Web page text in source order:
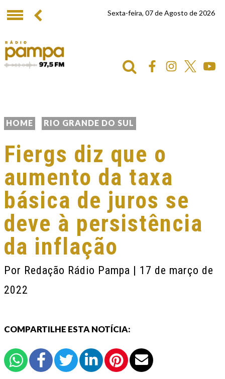
Sexta-feira, 07 de Agosto de 2026
HOME RIO GRANDE DO SUL
Fiergs diz que o
aumento da taxa
básica de juros se
deve à persistência
da inflação
Por Redação Rádio Pampa | 17 de março de
2022
COMPARTILHE ESTA NOTÍCIA: